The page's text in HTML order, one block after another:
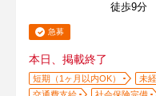
徒歩9分
急募
本日、掲載終了
短期（1ヶ月以内OK） 未